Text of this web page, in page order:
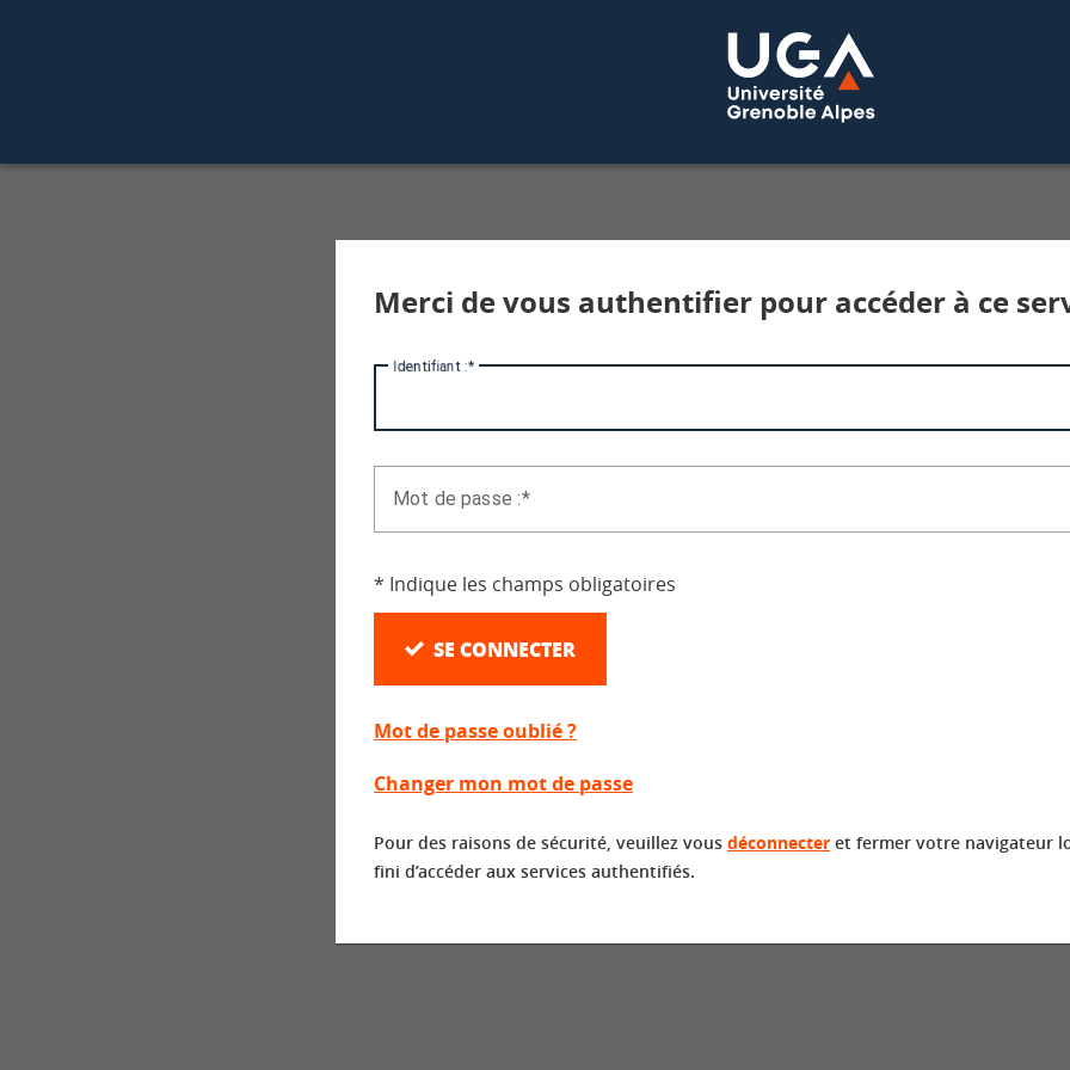
Service d'authentification aux services
Merci de vous authentifier pour accéder à ce
Identifiant :
Mot de passe :
* Indique les champs obligatoires
SE CONNECTER
Mot de passe oublié ?
Changer mon mot de passe
Pour des raisons de sécurité, veuillez vous déconnecter et fermer votre navigateur
fini d’accéder aux services authentifiés.